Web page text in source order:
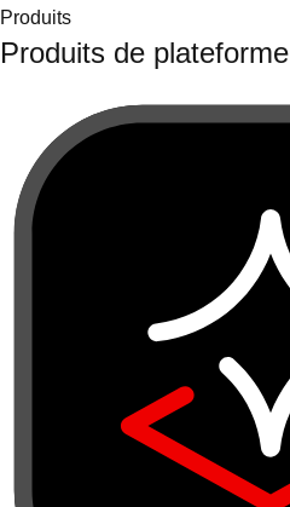
Produits
Produits de plateforme